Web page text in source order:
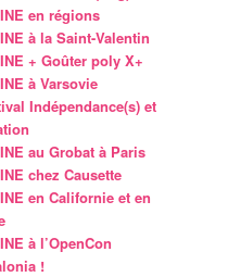
en régions
à la Saint-Valentin
+ Goûter poly X+
à Varsovie
Indépendance(s) et
au Grobat à Paris
chez Causette
en Californie et en
à l’OpenCon
!